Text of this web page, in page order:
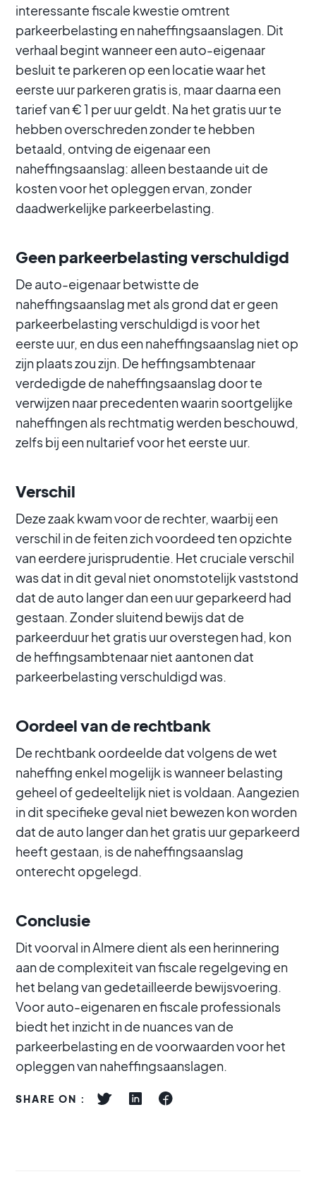
interessante fiscale kwestie omtrent
parkeerbelasting en naheffingsaanslagen. Dit
verhaal begint wanneer een auto-eigenaar
besluit te parkeren op een locatie waar het
eerste uur parkeren gratis is, maar daarna een
tarief van € 1 per uur geldt. Na het gratis uur te
hebben overschreden zonder te hebben
betaald, ontving de eigenaar een
naheffingsaanslag: alleen bestaande uit de
kosten voor het opleggen ervan, zonder
daadwerkelijke parkeerbelasting.
Geen parkeerbelasting verschuldigd
De auto-eigenaar betwistte de
naheffingsaanslag met als grond dat er geen
parkeerbelasting verschuldigd is voor het
eerste uur, en dus een naheffingsaanslag niet op
zijn plaats zou zijn. De heffingsambtenaar
verdedigde de naheffingsaanslag door te
verwijzen naar precedenten waarin soortgelijke
naheffingen als rechtmatig werden beschouwd,
zelfs bij een nultarief voor het eerste uur.
Verschil
Deze zaak kwam voor de rechter, waarbij een
verschil in de feiten zich voordeed ten opzichte
van eerdere jurisprudentie. Het cruciale verschil
was dat in dit geval niet onomstotelijk vaststond
dat de auto langer dan een uur geparkeerd had
gestaan. Zonder sluitend bewijs dat de
parkeerduur het gratis uur overstegen had, kon
de heffingsambtenaar niet aantonen dat
parkeerbelasting verschuldigd was.
Oordeel van de rechtbank
De rechtbank oordeelde dat volgens de wet
naheffing enkel mogelijk is wanneer belasting
geheel of gedeeltelijk niet is voldaan. Aangezien
in dit specifieke geval niet bewezen kon worden
dat de auto langer dan het gratis uur geparkeerd
heeft gestaan, is de naheffingsaanslag
onterecht opgelegd.
Conclusie
Dit voorval in Almere dient als een herinnering
aan de complexiteit van fiscale regelgeving en
het belang van gedetailleerde bewijsvoering.
Voor auto-eigenaren en fiscale professionals
biedt het inzicht in de nuances van de
parkeerbelasting en de voorwaarden voor het
opleggen van naheffingsaanslagen.
SHARE ON :